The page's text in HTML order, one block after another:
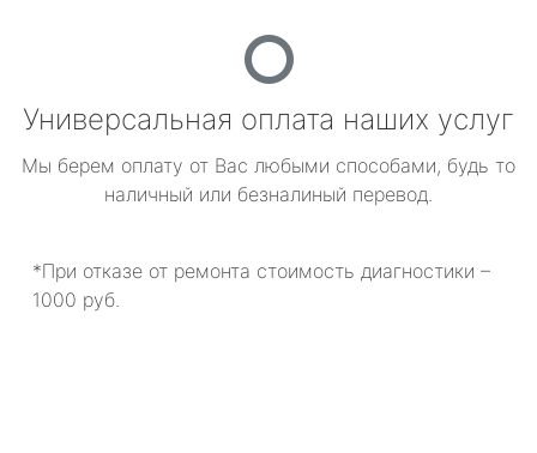
Универсальная оплата наших услуг
Мы берем оплату от Вас любыми способами, будь то
наличный или безналиный перевод.
*При отказе от ремонта стоимость диагностики –
1000 руб.